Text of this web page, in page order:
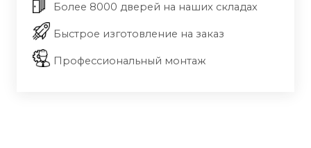
Более 8000 дверей на наших складах
Быстрое изготовление на заказ
Профессиональный монтаж